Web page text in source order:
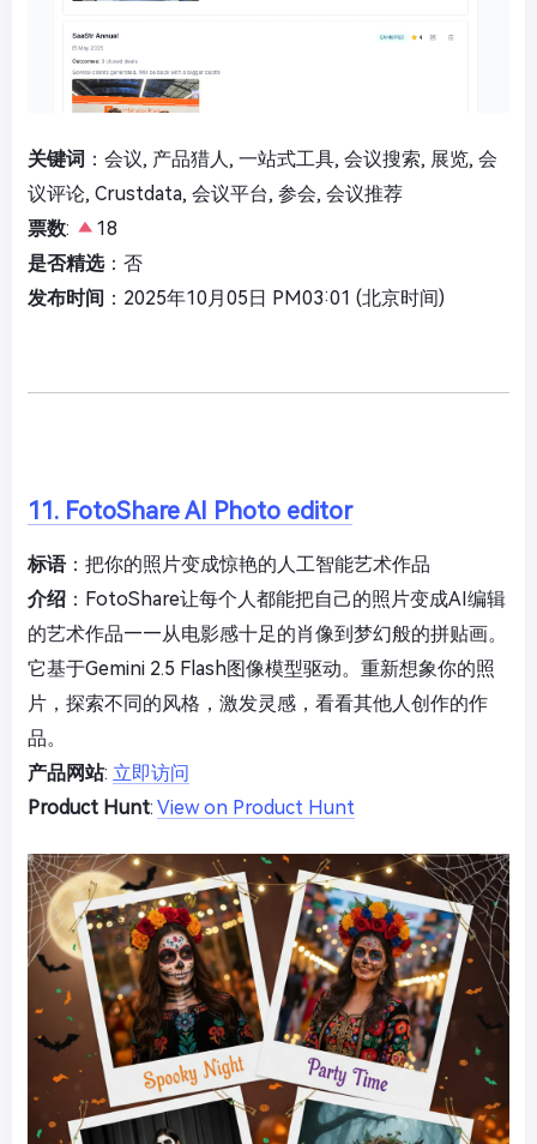
关键词 ：会议, 产品猎人, 一站式工具, 会议搜索, 展览, 会
议评论, Crustdata, 会议平台, 参会, 会议推荐
票数:
18
是否精选：否
发布时间 ：2025年10月05日 PM03:01 (北京时间)
11. FotoShare AI Photo editor
标语：把你的照片变成惊艳的人工智能艺术作品
介绍 ：FotoShare让每个人都能把自己的照片变成AI编辑
的艺术作品——从电影感十足的肖像到梦幻般的拼贴画。
它基于Gemini 2.5 Flash图像模型驱动。重新想象你的照
片，探索不同的风格，激发灵感，看看其他人创作的作
品。
产品网站: 立即访问
Product Hunt: View on Product Hunt